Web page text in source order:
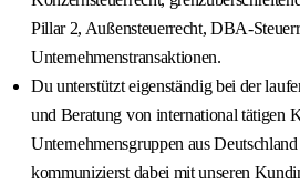
Pillar 2, Außensteuerrecht, DBA-
Unternehmenstransaktionen.
Du unterstützt eigenständig bei der
und Beratung von international tätigen
Unternehmensgruppen aus
kommunizierst dabei mit unseren